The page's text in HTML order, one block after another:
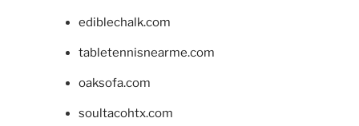
ediblechalk.com
tabletennisnearme.com
oaksofa.com
soultacohtx.com